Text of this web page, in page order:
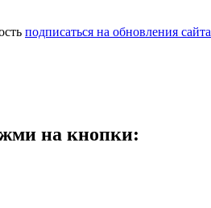
подписаться на обновления сайта
на кнопки: